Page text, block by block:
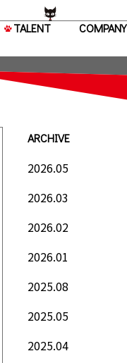
TALENT COMPANY
ARCHIVE
2026.05
2026.03
2026.02
2026.01
2025.08
2025.05
2025.04